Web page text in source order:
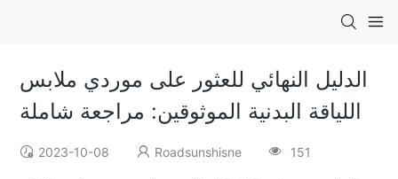
الدليل النهائي للعثور على موردي ملابس
اللياقة البدنية الموثوقين: مراجعة شاملة
2023-10-08 Roadsunshisne 151